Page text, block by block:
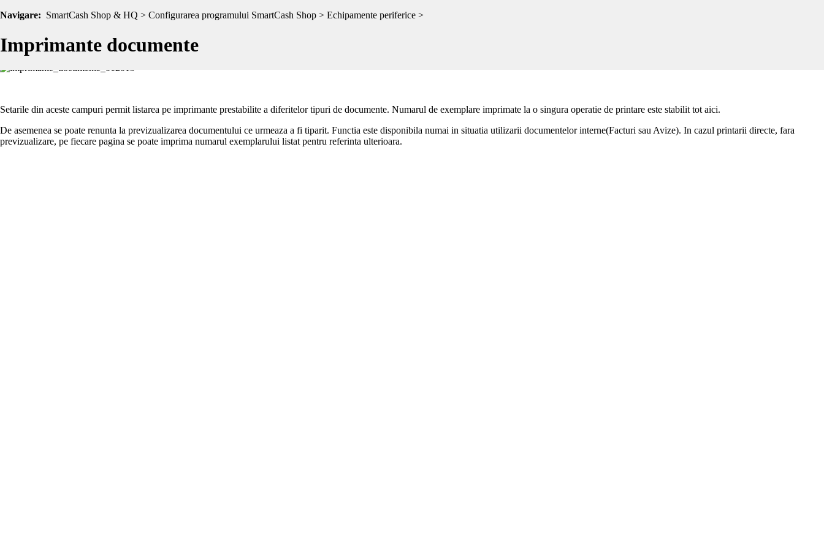
Navigare: SmartCash Shop & HQ > Configurarea programului SmartCash Shop > Echipamente periferice >
Imprimante documente
In aceasta sectiuneImprimante documentese seteaza imprimantele din sistem care vor fi destinate imprimarii rapoartelor generate de program. Se vor seta cele trei imprimante care pot fi utilizate: pentru avize de
Setarile din aceste campuri permit listarea pe imprimante prestabilite a diferitelor tipuri de documente. Numarul de exemplare imprimate la o singura operatie de printare este stabilit tot aici.
De asemenea se poate renunta la previzualizarea documentului ce urmeaza a fi tiparit. Functia este disponibila numai in situatia utilizarii documentelor interne(Facturi sau Avize). In cazul printarii directe, fara
previzualizare, pe fiecare pagina se poate imprima numarul exemplarului listat pentru referinta ulterioara.